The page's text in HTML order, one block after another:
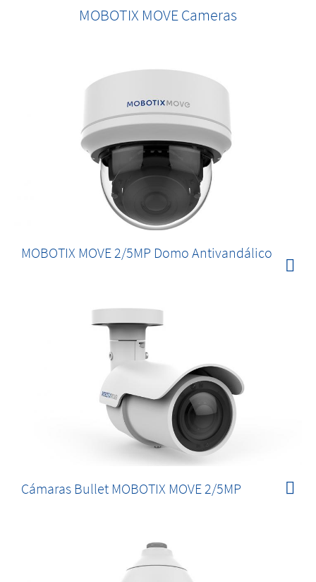
MOBOTIX MOVE Cameras
MOBOTIX MOVE 2/5MP Domo Antivandálico
Cámaras Bullet MOBOTIX MOVE 2/5MP